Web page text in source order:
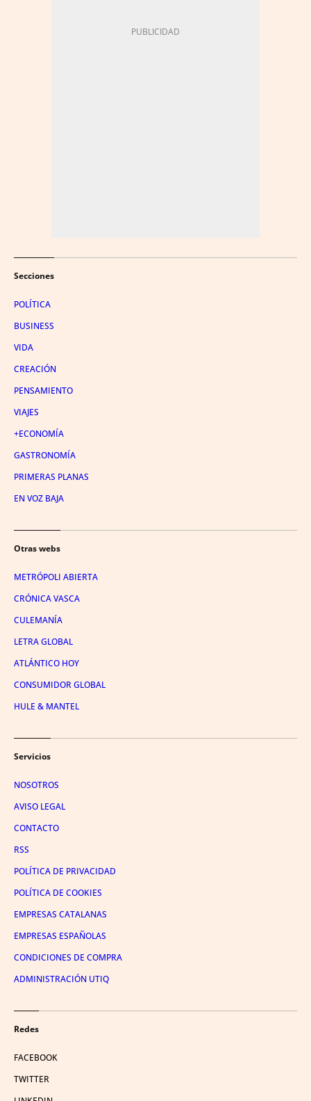
Secciones
POLÍTICA
BUSINESS
VIDA
CREACIÓN
PENSAMIENTO
VIAJES
+ECONOMÍA
GASTRONOMÍA
PRIMERAS PLANAS
EN VOZ BAJA
Otras webs
METRÓPOLI ABIERTA
CRÓNICA VASCA
CULEMANÍA
LETRA GLOBAL
ATLÁNTICO HOY
CONSUMIDOR GLOBAL
HULE & MANTEL
Servicios
NOSOTROS
AVISO LEGAL
CONTACTO
RSS
POLÍTICA DE PRIVACIDAD
POLÍTICA DE COOKIES
EMPRESAS CATALANAS
EMPRESAS ESPAÑOLAS
CONDICIONES DE COMPRA
ADMINISTRACIÓN UTIQ
Redes
FACEBOOK
TWITTER